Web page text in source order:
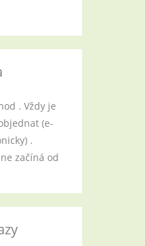
. Vždy je
(e-
.
začíná od